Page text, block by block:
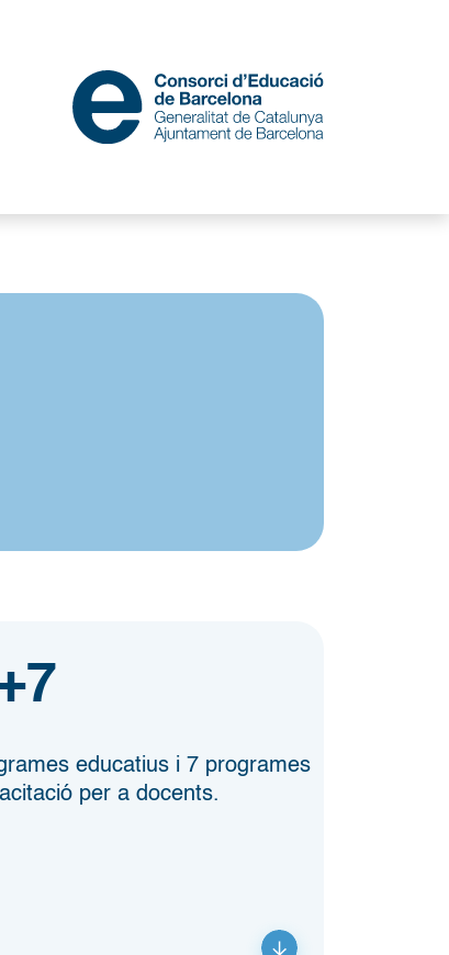
educatius i 7 programes
per a docents.